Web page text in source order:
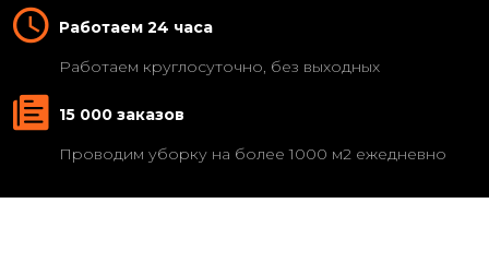
Работаем 24 часа
Работаем круглосуточно, без выходных
15 000 заказов
Проводим уборку на более 1000 м2 ежедневно